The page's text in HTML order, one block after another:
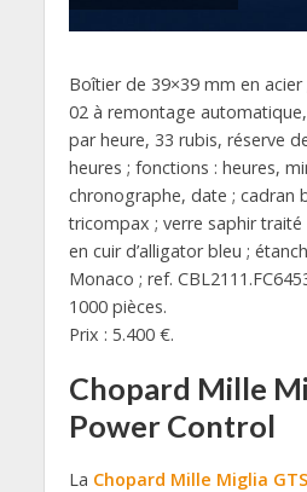
Boîtier de 39×39 mm en
02 à remontage
par heure, 33 rubis, réserve
heures ; fonctions : heures,
chronographe, date ; cadran
tricompax ; verre saphir
en cuir d’alligator bleu ;
Monaco ; ref.
1000 pièces.
Prix : 5.400 €.
Chopard Mille
Power Control
La Chopard Mille Miglia